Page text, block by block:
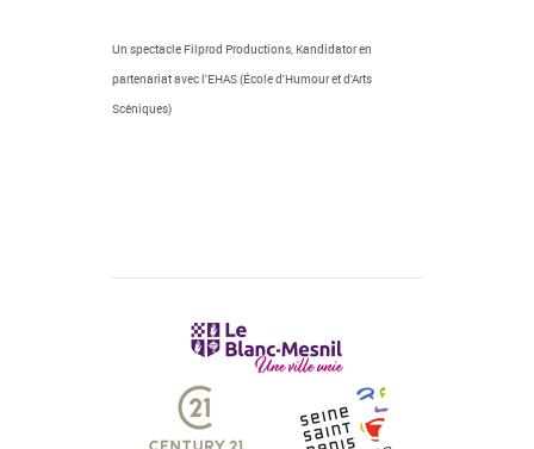
Un spectacle Filprod Productions, Kandidator en
partenariat avec l'EHAS (École d'Humour et d'Arts
Scéniques)